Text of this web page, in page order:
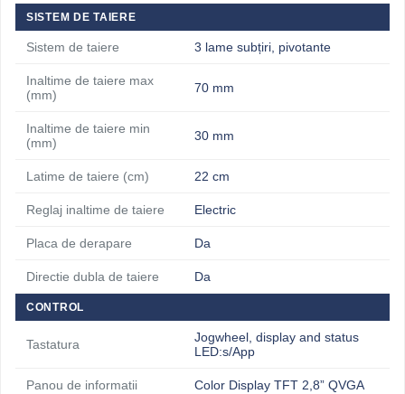
SISTEM DE TAIERE
Sistem de taiere 3 lame subțiri, pivotante
Inaltime de taiere max
(mm)
70 mm
Inaltime de taiere min
(mm)
30 mm
Latime de taiere (cm) 22 cm
Reglaj inaltime de taiere Electric
Placa de derapare Da
Directie dubla de taiere Da
CONTROL
Tastatura
Jogwheel, display and status
LED:s/App
Panou de informatii Color Display TFT 2,8” QVGA